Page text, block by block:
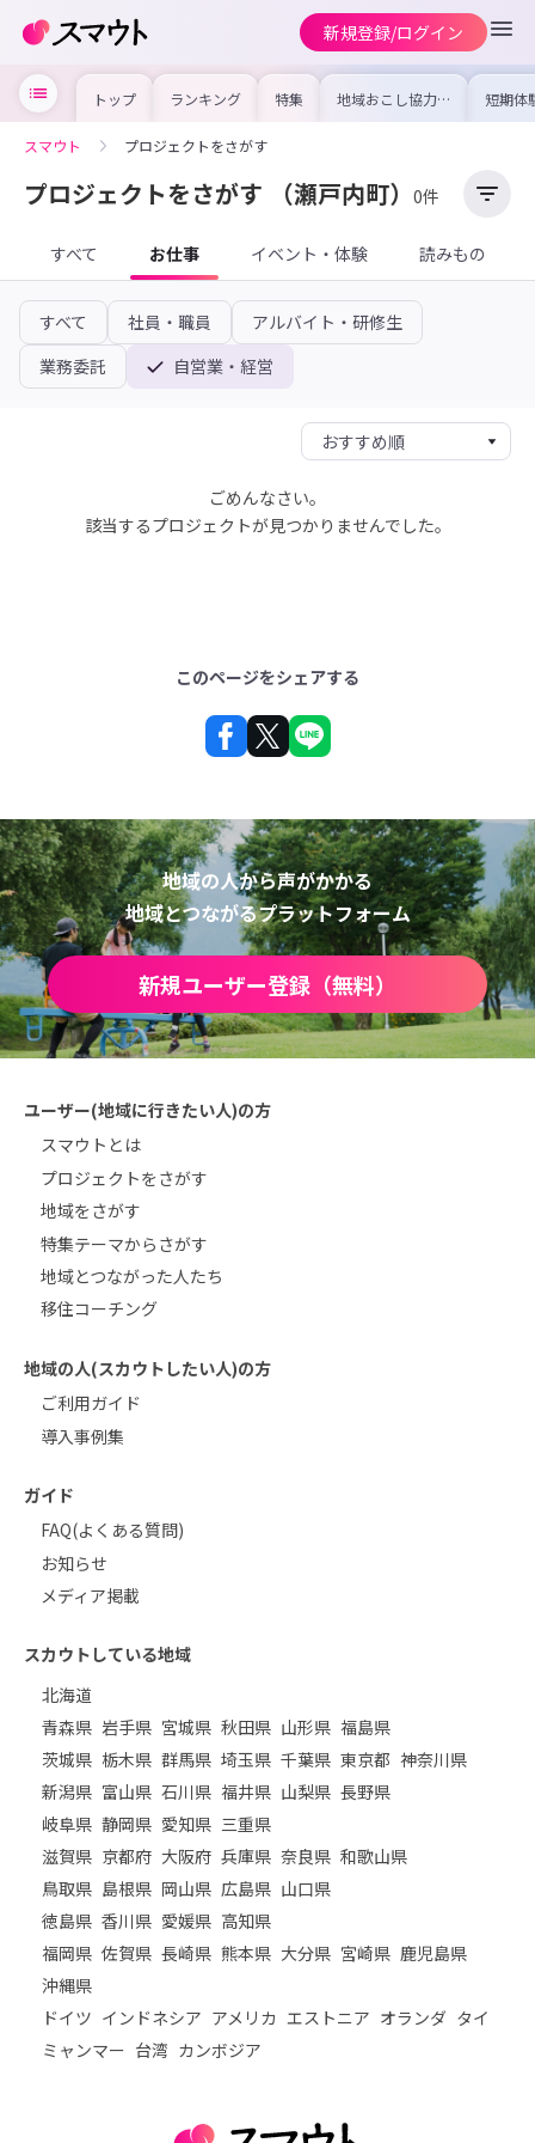
新規登録/ログイン
トップ ランキング 特集 地域おこし協力隊
の求人やイベント
を集めました！仕
けよう
短期体
り〜数
域を知
スマウト プロジェクトをさがす
プロジェクトをさがす （瀬戸内町） 0件
すべて お仕事 イベント・体験 読みもの
すべて 社員・職員
アルバイト・研修生
業務委託
自営業・経営
ごめんなさい。
該当するプロジェクトが見つかりませんでした。
このページをシェアする
地域の人から声がかかる
地域とつながるプラットフォーム
新規ユーザー登録（無料）
ユーザー(地域に行きたい人)の方
スマウトとは
プロジェクトをさがす
地域をさがす
特集テーマからさがす
地域とつながった人たち
移住コーチング
地域の人(スカウトしたい人)の方
ご利用ガイド
導入事例集
ガイド
FAQ(よくある質問)
お知らせ
メディア掲載
スカウトしている地域
北海道
青森県 岩手県 宮城県 秋田県 山形県 福島県
茨城県 栃木県 群馬県 埼玉県 千葉県 東京都 神奈川県
新潟県 富山県 石川県 福井県 山梨県 長野県
岐阜県 静岡県 愛知県 三重県
滋賀県 京都府 大阪府 兵庫県 奈良県 和歌山県
鳥取県 島根県 岡山県 広島県 山口県
徳島県 香川県 愛媛県 高知県
福岡県 佐賀県 長崎県 熊本県 大分県 宮崎県 鹿児島県
沖縄県
ドイツ インドネシア アメリカ エストニア オランダ タイ
ミャンマー 台湾 カンボジア